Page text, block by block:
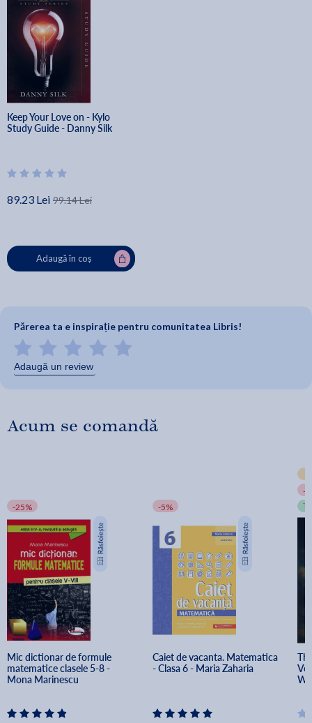
Keep Your Love on - Kylo
Study Guide - Danny Silk
89.23 Lei 99.14 Lei
Adaugă în coș
Părerea ta e inspirație pentru comunitatea Libris!
Adaugă un review
Acum se comandă
-25%
Mic dictionar de formule
matematice clasele 5-8 -
Mona Marinescu
-5%
Caiet de vacanta. Matematica
- Clasa 6 - Maria Zaharia
-